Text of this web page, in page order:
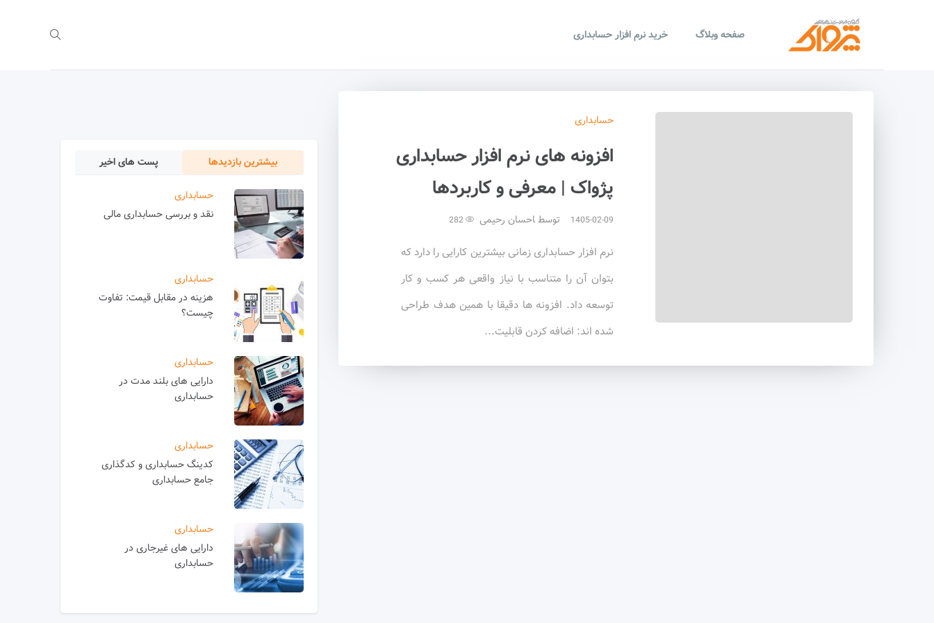
صفحه وبلاگ خرید نرم افزار حسابداری
حسابداری
افزونه ‌های نرم افزار حسابداری
پژواک | معرفی و کاربردها
1405-02-09 توسط احسان رحیمی
نرم افزار حسابداری زمانی بیشترین کارایی را دارد که
بتوان آن را متناسب با نیاز واقعی هر کسب و کار
توسعه داد. افزونه ها دقیقا با همین هدف طراحی
شده اند: اضافه کردن قابلیت...
بیشترین بازدیدها پست های اخیر
حسابداری
نقد و بررسی حسابداری مالی
حسابداری
هزینه در مقابل قیمت: تفاوت
چیست؟
حسابداری
دارایی های بلند مدت در
حسابداری
حسابداری
کدینگ حسابداری و کدگذاری
جامع حسابداری
حسابداری
دارایی های غیرجاری در
حسابداری